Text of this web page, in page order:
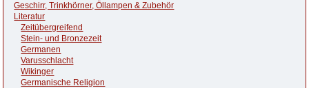
Geschirr, Trinkhörner, Öllampen & Zubehör
Literatur
Zeitübergreifend
Stein- und Bronzezeit
Germanen
Varusschlacht
Wikinger
Germanische Religion